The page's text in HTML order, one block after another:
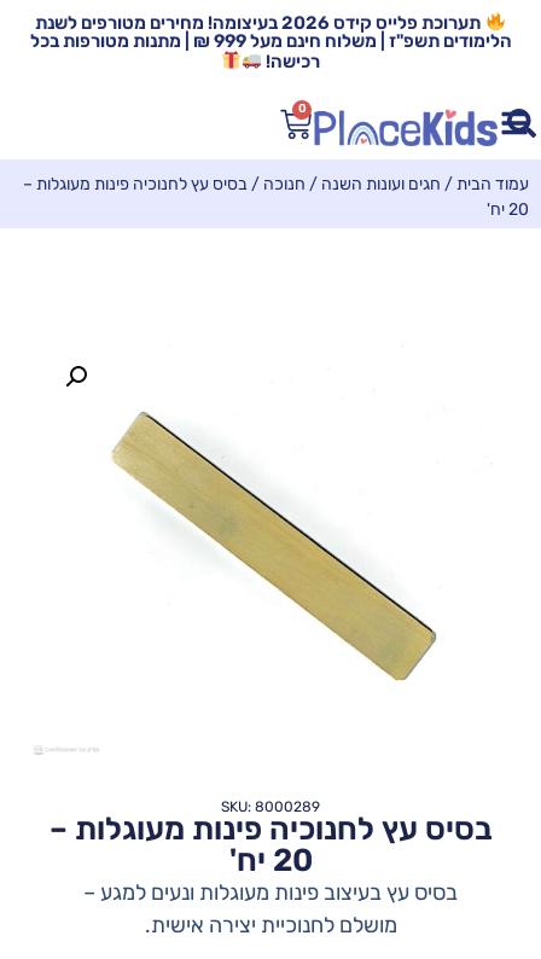
תערוכת פלייס קידס 2026 בעיצומה! מחירים מטורפים לשנת
הלימודים תשפ"ז | משלוח חינם מעל 999 ₪ | מתנות מטורפות בכל
רכישה!
0
עמוד הבית/ חגים ועונות השנה / חנוכה / בסיס עץ לחנוכיה פינות מעוגלות –
20 יח'
SKU: 8000289
בסיס עץ לחנוכיה פינות מעוגלות –
20 יח'
בסיס עץ בעיצוב פינות מעוגלות ונעים למגע –
מושלם לחנוכיית יצירה אישית.